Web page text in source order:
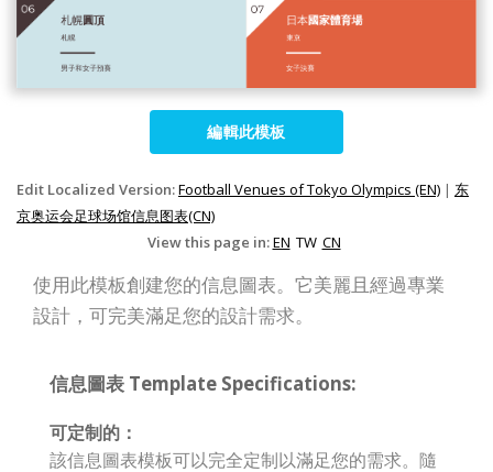
編輯此模板
Edit Localized Version:Football Venues of Tokyo Olympics (EN) | 东
京奥运会足球场馆信息图表(CN)
View this page in:EN TW CN
使用此模板創建您的信息圖表。它美麗且經過專業
設計，可完美滿足您的設計需求。
信息圖表 Template Specifications:
可定制的：
該信息圖表模板可以完全定制以滿足您的需求。隨